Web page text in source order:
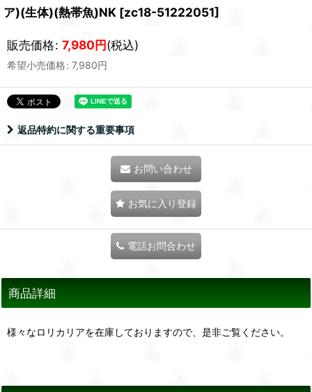
ア)(生体)(熱帯魚)NK [zc18-51222051]
販売価格: 7,980円(税込)
希望小売価格: 7,980円
返品特約に関する重要事項
お問い合わせ
お気に入り登録
電話お問合わせ
商品詳細
様々なロリカリアを在庫しておりますので、是非ご覧ください。